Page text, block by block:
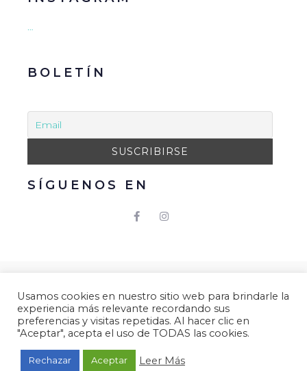
…
BOLETÍN
SÍGUENOS EN
© 2021 Gacmark – Arucas Mola. Todos los derechos
reservados.
Aviso Legal|Política de Privacidad|Política de
Cookies.
Desarrollado por
Usamos cookies en nuestro sitio web para brindarle la
experiencia más relevante recordando sus
preferencias y visitas repetidas. Al hacer clic en
"Aceptar", acepta el uso de TODAS las cookies.
Rechazar Aceptar Leer Más